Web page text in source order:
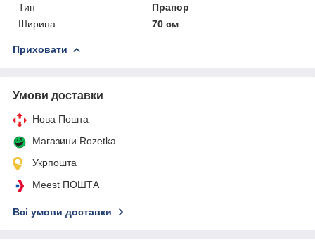
Тип
Прапор
Ширина
70 см
Приховати
Умови доставки
Нова Пошта
Магазини Rozetka
Укрпошта
Meest ПОШТА
Всі умови доставки